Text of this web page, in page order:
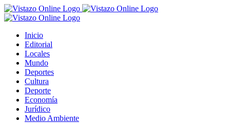
Saltar
al
Inicio
Editorial
Locales
Mundo
Deportes
Cultura
Deporte
Economía
Jurídico
Medio Ambiente